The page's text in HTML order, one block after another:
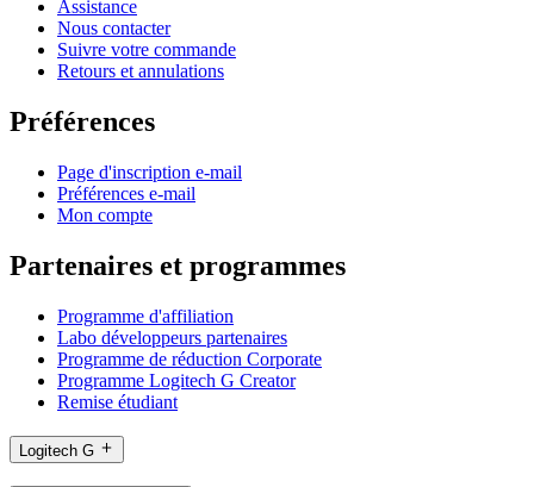
Assistance
Nous contacter
Suivre votre commande
Retours et annulations
Préférences
Page d'inscription e-mail
Préférences e-mail
Mon compte
Partenaires et programmes
Programme d'affiliation
Labo développeurs partenaires
Programme de réduction Corporate
Programme Logitech G Creator
Remise étudiant
Logitech G